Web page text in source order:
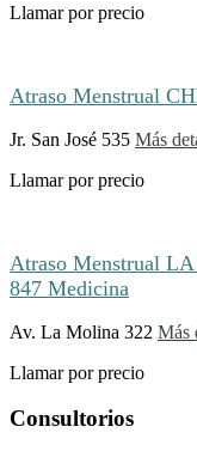
Llamar por precio
Atraso Menstrual
Jr. San José 535 Más
Llamar por precio
Atraso Menstrual
847 Medicina
Av. La Molina 322 Más
Llamar por precio
Consultorios